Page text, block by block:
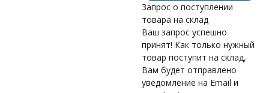
Запрос о поступлении
товара на склад
Ваш запрос успешно
принят! Как только нужный
товар поступит на склад,
Вам будет отправлено
уведомление на Email и